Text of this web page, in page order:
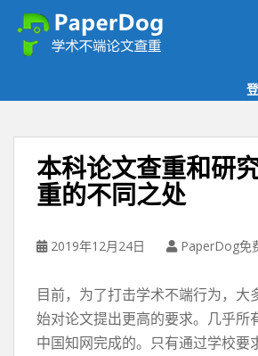
本科论文查重和研
重的不同之处
2019年12月24日 PaperDog免
目前，为了打击学术不端行为，大
始对论文提出更高的要求。几乎所
中国知网完成的。只有通过学校要